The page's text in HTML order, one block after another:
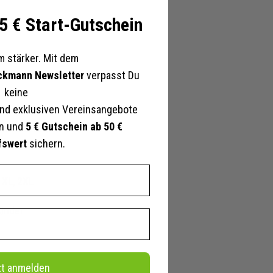
rot,
2XL
€ Start-Gutschein
stärker. Mit dem
Newsletterverpasst Du
keine
exklusiven Vereinsangebote
und 5 € Gutschein ab 50 €
sichern.
anmelden